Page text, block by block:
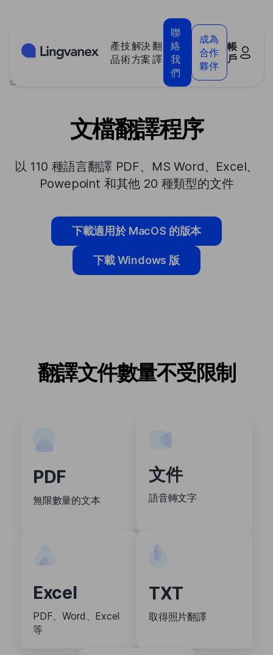
產
品
技
術
解決
方案
翻
譯
聯
絡
我
們
成為
合作
夥伴
帳
戶
文檔翻譯程序
以 110 種語言翻譯 PDF、MS Word、Excel、
Powepoint 和其他 20 種類型的文件
下載適用於 MacOS 的版本
下載 Windows 版
翻譯文件數量不受限制
PDF
無限數量的文本
文件
語音轉文字
Excel
PDF、Word、Excel
等
TXT
取得照片翻譯